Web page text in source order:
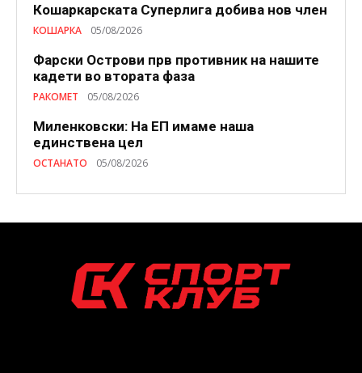
Кошаркарската Суперлига добива нов член
КОШАРКА 05/08/2026
Фарски Острови прв противник на нашите
кадети во втората фаза
РАКОМЕТ 05/08/2026
Миленковски: На ЕП имаме наша
единствена цел
ОСТАНАТО 05/08/2026